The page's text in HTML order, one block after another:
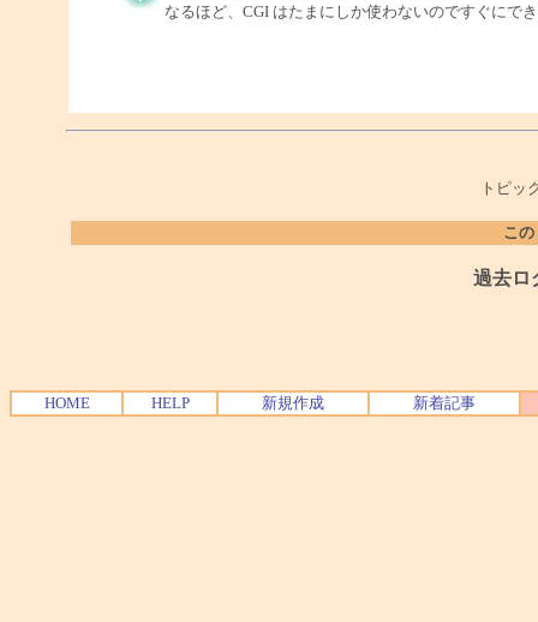
なるほど、CGI はたまにしか使わないのですぐにで
トピッ
こ
過去ロ
HOME HELP 新規作成 新着記事